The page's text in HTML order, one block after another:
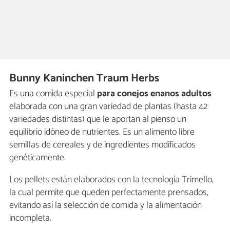
Bunny Kaninchen Traum Herbs
Es una comida especial para conejos enanos adultos
elaborada con una gran variedad de plantas (hasta 42
variedades distintas) que le aportan al pienso un
equilibrio idóneo de nutrientes. Es un alimento libre
semillas de cereales y de ingredientes modificados
genéticamente.
Los pellets están elaborados con la tecnología Trimello,
la cual permite que queden perfectamente prensados,
evitando así la selección de comida y la alimentación
incompleta.